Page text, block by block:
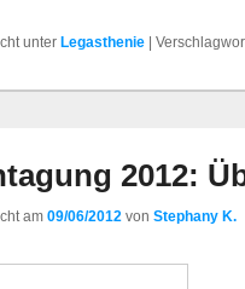
unter Legasthenie
2012:
am 09/06/2012 von Stephany K.